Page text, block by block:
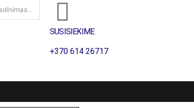
SUSISIEKIME
+370 614 26717